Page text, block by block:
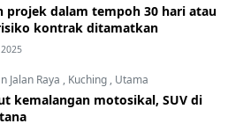
projek dalam tempoh 30 hari atau
kontrak ditamatkan
Jalan Raya , Kuching , Utama
kemalangan motosikal, SUV di